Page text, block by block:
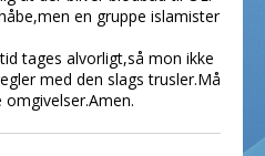
en gruppe islamister
tages alvorligt,så mon ikke
med den slags trusler.Må